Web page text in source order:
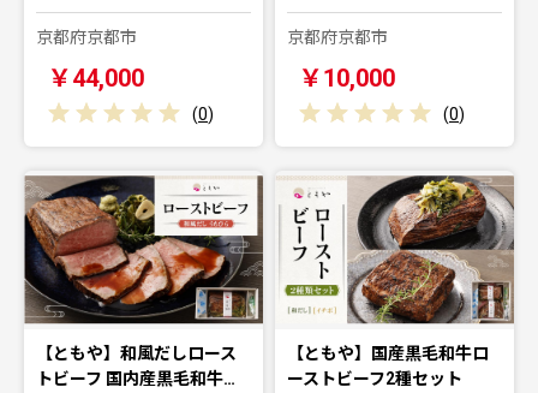
京都府京都市
￥44,000
(0)
京都府京都市
￥10,000
(0)
【ともや】和風だしロース
トビーフ 国内産黒毛和牛…
【ともや】国産黒毛和牛ロ
ーストビーフ2種セット